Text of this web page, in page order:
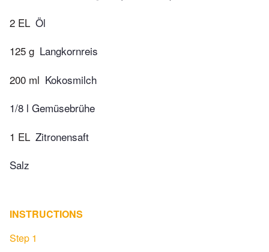
2 EL Öl
125 g Langkornreis
200 ml Kokosmilch
1/8 l Gemüsebrühe
1 EL Zitronensaft
Salz
INSTRUCTIONS
Step 1